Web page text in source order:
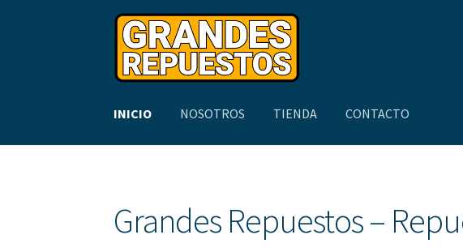
INICIO NOSOTROS TIENDA CONTACTO
Solicitud de Presupuesto Tienda
Grandes Repuestos –